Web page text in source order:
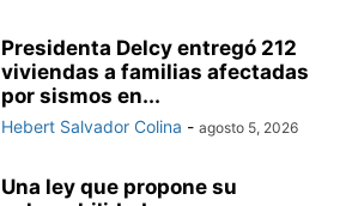
Presidenta Delcy entregó 212
viviendas a familias afectadas
por sismos en...
Hebert Salvador Colina - agosto 5, 2026
Una ley que propone su